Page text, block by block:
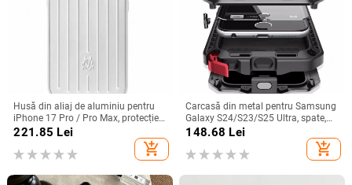
Husă din aliaj de aluminiu pentru
iPhone 17 Pro / Pro Max, protecție
anti-cădere, închidere magnetică,
turnare prin injecție, posibilitate de
personalizare
221.85 Lei
add_shopping_cart
Carcasă din metal pentru Samsung
Galaxy S24/S23/S25 Ultra, spate,
prelucrată, personalizabilă, disipare
căldură, anti-cadere, anti-amprentă
148.68 Lei
add_shopping_cart